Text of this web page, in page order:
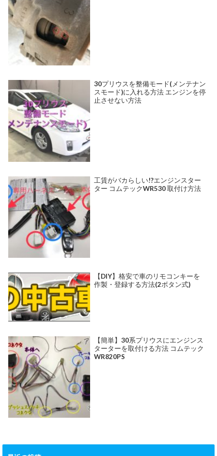
30プリウスを整備モード(メンテナン
スモード)に入れる方法 エンジンを停
止させない方法
工賃がバカらしい!?エンジンスター
ター コムテックWR530 取付け方法
【DIY】格安で車のリモコンキーを
作製・登録する方法(2ボタン式)
【簡単】30系プリウスにエンジンス
ターターを取付ける方法 コムテック
WR820PS